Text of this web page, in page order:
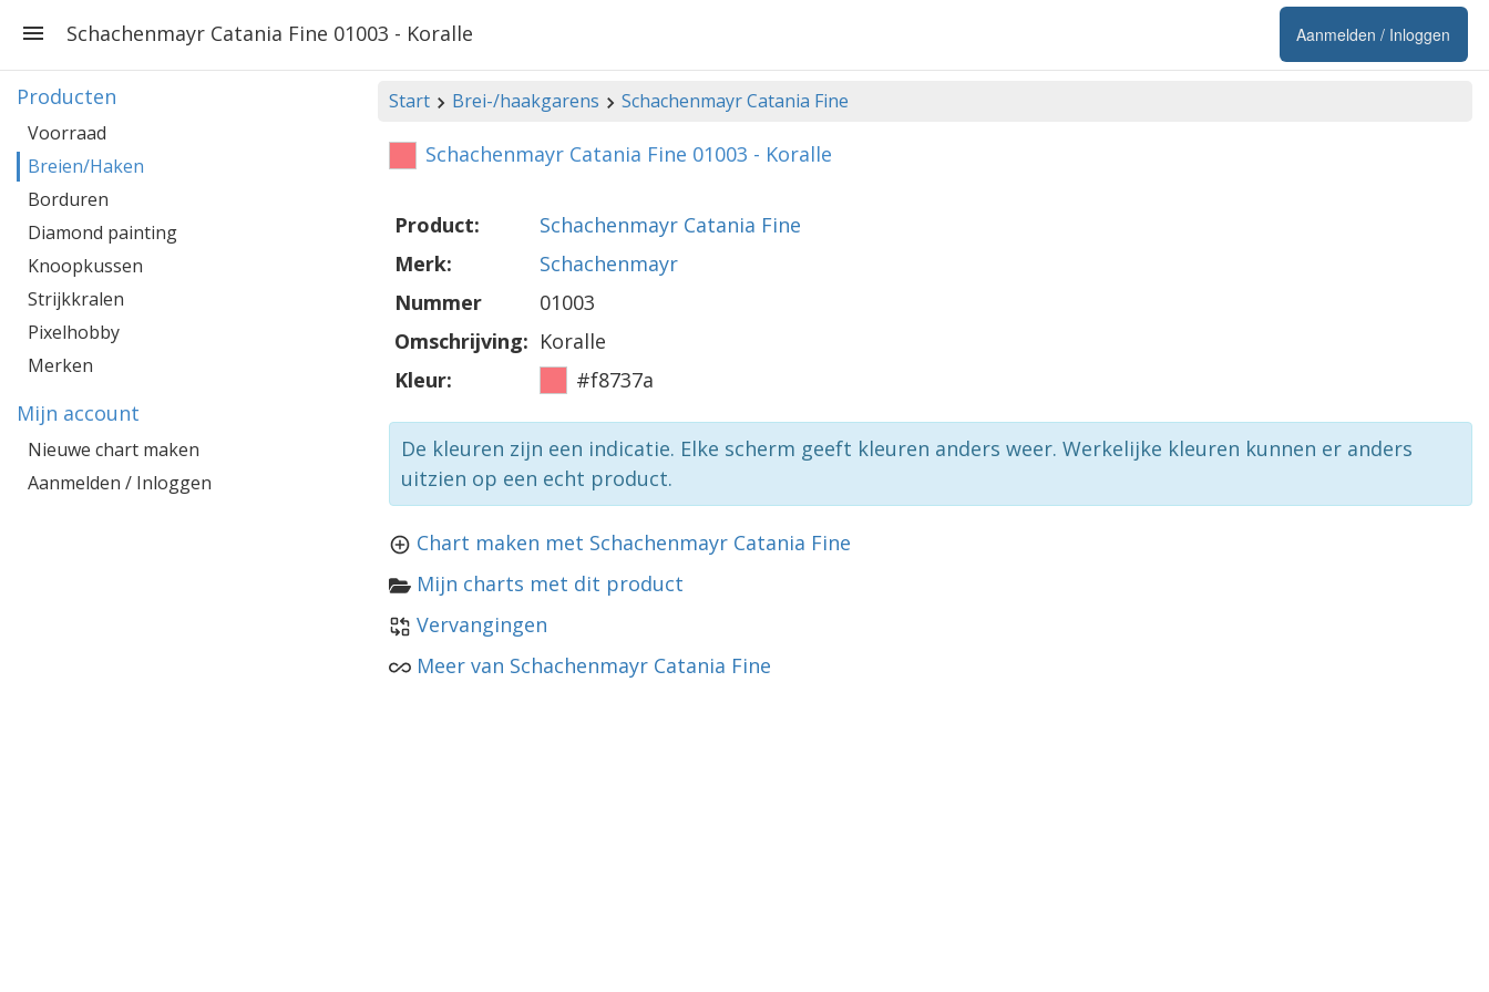
Aanmelden / Inloggen
Schachenmayr Catania Fine 01003 - Koralle
Start Brei-/haakgarens Schachenmayr Catania Fine
Schachenmayr Catania Fine 01003 - Koralle
Product:
Schachenmayr Catania Fine
Merk:
Schachenmayr
Nummer
01003
Omschrijving: Koralle
Kleur:
#f8737a
De kleuren zijn een indicatie. Elke scherm geeft kleuren anders weer. Werkelijke kleuren kunnen er anders
uitzien op een echt product.
Chart maken met Schachenmayr Catania Fine
Mijn charts met dit product
Vervangingen
Meer van Schachenmayr Catania Fine
Producten
Voorraad
Breien/Haken
Borduren
Diamond painting
Knoopkussen
Strijkkralen
Pixelhobby
Merken
Mijn account
Nieuwe chart maken
Aanmelden / Inloggen